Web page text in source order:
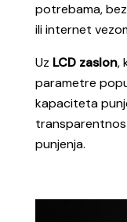
potrebama,
ili internet
Uz LCD zaslon,
parametre
kapaciteta
punjenja.